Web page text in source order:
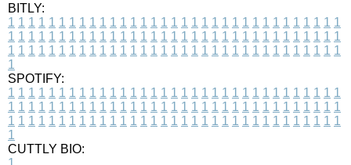
BITLY:
1 1 1 1 1 1 1 1 1 1 1 1 1 1 1 1 1 1 1 1 1 1 1 1 1 1 1 1 1 1 1 1 1
1 1 1 1 1 1 1 1 1 1 1 1 1 1 1 1 1 1 1 1 1 1 1 1 1 1 1 1 1 1 1 1 1
1 1 1 1 1 1 1 1 1 1 1 1 1 1 1 1 1 1 1 1 1 1 1 1 1 1 1 1 1 1 1 1 1
1
SPOTIFY:
1 1 1 1 1 1 1 1 1 1 1 1 1 1 1 1 1 1 1 1 1 1 1 1 1 1 1 1 1 1 1 1 1
1 1 1 1 1 1 1 1 1 1 1 1 1 1 1 1 1 1 1 1 1 1 1 1 1 1 1 1 1 1 1 1 1
1 1 1 1 1 1 1 1 1 1 1 1 1 1 1 1 1 1 1 1 1 1 1 1 1 1 1 1 1 1 1 1 1
1
CUTTLY BIO: